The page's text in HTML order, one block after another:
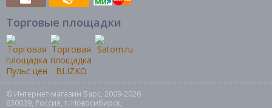
Торговые площадки
© Интернет-магазин Барс, 2009-2026
630039, Россия, г. Новосибирск,